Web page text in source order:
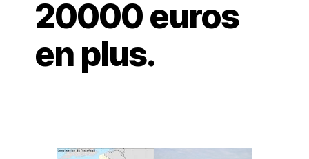
20000 euros
en plus.